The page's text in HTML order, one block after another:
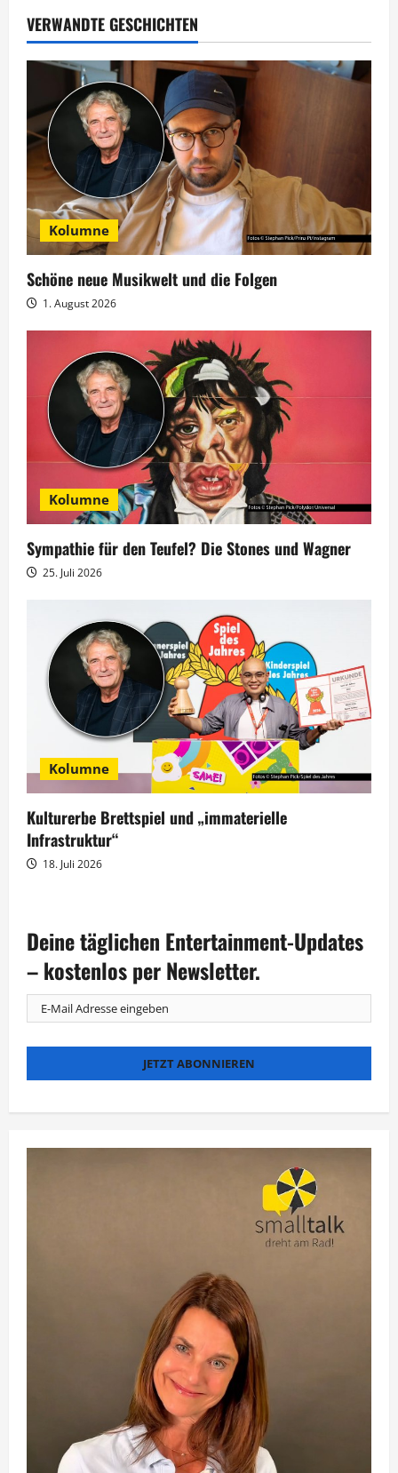
a
g
n
a
v
i
g
a
n
VERWANDTE GESCHICHTEN
Kolumne
Schöne neue Musikwelt und die Folgen
1. August 2026
Kolumne
Sympathie für den Teufel? Die Stones und Wagner
25. Juli 2026
Kolumne
Kulturerbe Brettspiel und „immaterielle
Infrastruktur“
18. Juli 2026
Deine täglichen Entertainment-Updates
– kostenlos per Newsletter.